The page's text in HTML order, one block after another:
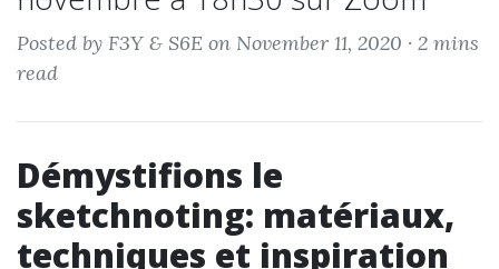
Posted by F3Y & S6E on November 11, 2020 · 2 mins
read
Démystifions le
sketchnoting: matériaux,
techniques et inspiration